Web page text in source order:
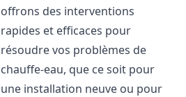
offrons des interventions
rapides et efficaces pour
résoudre vos problèmes de
chauffe-eau, que ce soit pour
une installation neuve ou pour